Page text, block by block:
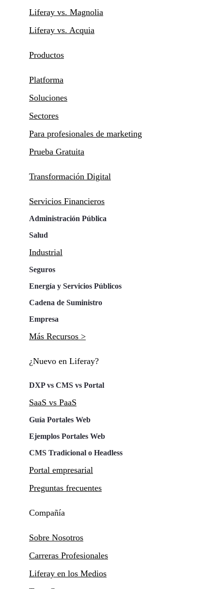
Liferay vs. Magnolia
Liferay vs. Acquia
Productos
Platforma
Soluciones
Sectores
Para profesionales de marketing
Prueba Gratuita
Transformación Digital
Servicios Financieros
Administración Pública
Salud
Industrial
Seguros
Energía y Servicios Públicos
Cadena de Suministro
Empresa
Más Recursos >
¿Nuevo en Liferay?
DXP vs CMS vs Portal
SaaS vs PaaS
Guía Portales Web
Ejemplos Portales Web
CMS Tradicional o Headless
Portal empresarial
Preguntas frecuentes
Compañía
Sobre Nosotros
Carreras Profesionales
Liferay en los Medios